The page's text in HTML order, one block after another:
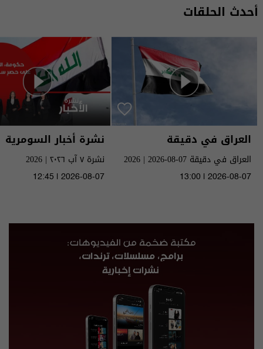
أحدث الحلقات
العراق في دقيقة
العراق في دقيقة 07-08-2026 | 2026
13:00 | 2026-08-07
نشرة أخبار السومرية
نشرة ٧ آب ٢٠٢٦ | 2026
12:45 | 2026-08-07